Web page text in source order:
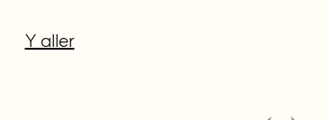
Y aller